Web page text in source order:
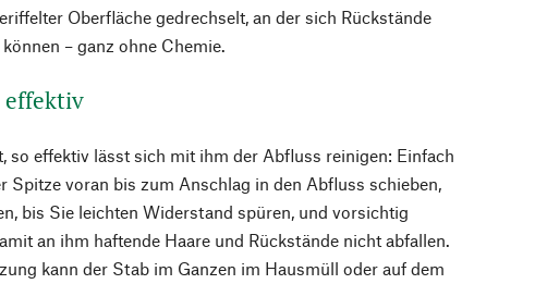
Oberfläche gedrechselt, an der sich Rückstände
– ganz ohne Chemie.
effektiv
so effektiv lässt sich mit ihm der Abfluss reinigen: Einfach
Spitze voran bis zum Anschlag in den Abfluss schieben,
bis Sie leichten Widerstand spüren, und vorsichtig
an ihm haftende Haare und Rückstände nicht abfallen.
kann der Stab im Ganzen im Hausmüll oder auf dem